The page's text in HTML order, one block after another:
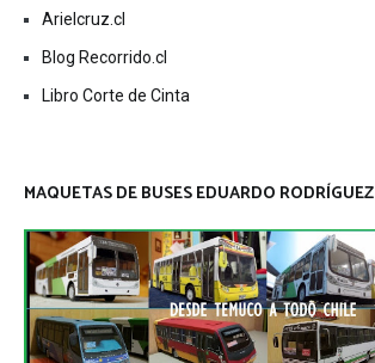
Arielcruz.cl
Blog Recorrido.cl
Libro Corte de Cinta
MAQUETAS DE BUSES EDUARDO RODRÍGUEZ